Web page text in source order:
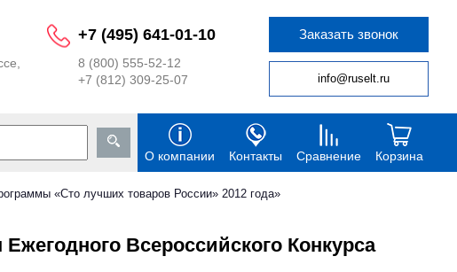
+7 (495) 641-01-10
8 (800) 555-52-12
+7 (812) 309-25-07
Заказать звонок
info@ruselt.ru
О компании Контакты Сравнение Корзина
«Сто лучших товаров России» 2012 года»